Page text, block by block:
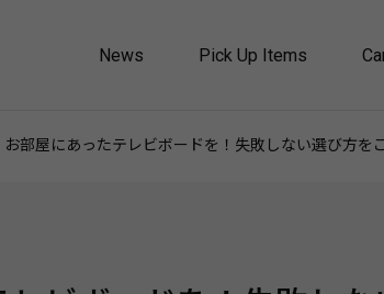
News Pick Up Items
お部屋にあったテレビボードを！失敗しない選び方を